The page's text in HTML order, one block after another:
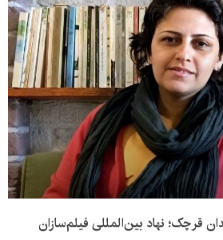
قرچک؛ نهاد بین‌المللی فیلم‌سازان